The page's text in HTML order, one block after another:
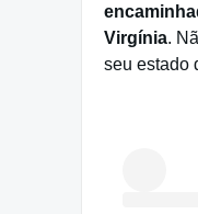
Virgínia.
seu estado